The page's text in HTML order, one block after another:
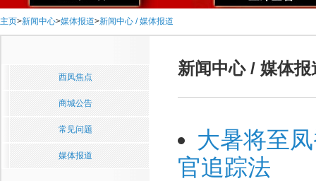
主页>新闻中心>媒体报道>新闻中心 / 媒体报道
西凤焦点
商城公告
常见问题
媒体报道
新闻中心 / 媒体报
大暑将至
官追踪法